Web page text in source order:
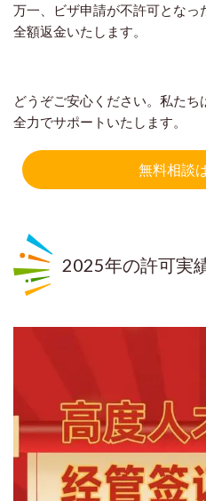
万一、ビザ申請が不許可となっ
全額返金いたします。
どうぞご安心ください。私た
全力でサポートいたします。
無料相談
2025年の許可実